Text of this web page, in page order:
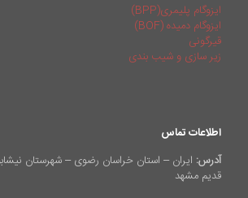
ایزوگام پلیمری(BPP)
ایزوگام دمیده (BOF)
قیرگونی
زیر سازی و شیب بندی
اطلاعات تماس
آدرس:
قدیم مشهد